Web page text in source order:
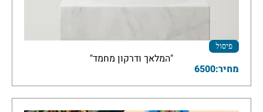
פיסול
"המלאך ודרקון מחמד"
מחיר:6500